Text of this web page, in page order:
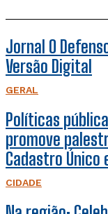
Jornal O
Versão Digital
GERAL
Políticas
promove
Cadastro
CIDADE